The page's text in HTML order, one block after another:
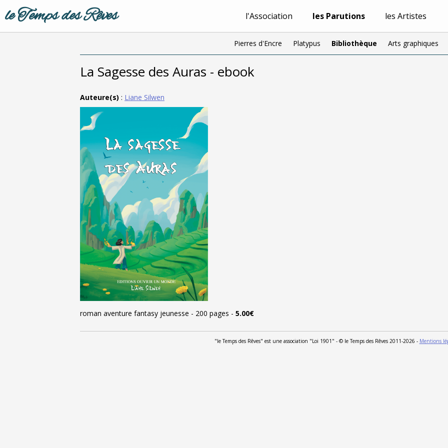
le Temps des Rêves l'Association les Parutions les Artistes
Pierres d'Encre Platypus Bibliothèque Arts graphiques
La Sagesse des Auras - ebook
Auteure(s) : Liane Silwen
roman aventure fantasy jeunesse - 200 pages - 5.00€
"le Temps des Rêves" est une association "Loi 1901" - © le Temps des Rêves 2011-2026 - Mentions